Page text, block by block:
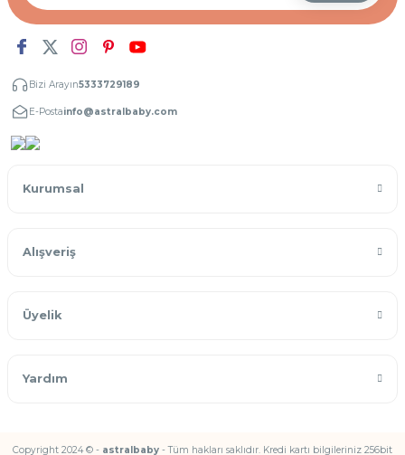
Bizi Arayın5333729189
E-Postainfo@astralbaby.com
Kurumsal
Alışveriş
Üyelik
Yardım
Copyright 2024 © - astralbaby - Tüm hakları saklıdır. Kredi kartı bilgileriniz 256bit